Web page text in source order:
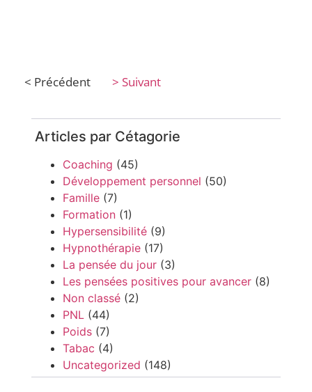
< Précédent > Suivant
Articles par Cétagorie
Coaching (45)
Développement personnel (50)
Famille (7)
Formation (1)
Hypersensibilité (9)
Hypnothérapie (17)
La pensée du jour (3)
Les pensées positives pour avancer (8)
Non classé (2)
PNL (44)
Poids (7)
Tabac (4)
Uncategorized (148)